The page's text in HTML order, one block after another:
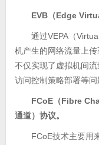
EVB（Edge
通过VEPA（
机产生的网络流量上传
不仅实现了虚拟机间流
访问控制策略部署等问
FCoE（Fibre
通道）协议。
FCoE技术主要用